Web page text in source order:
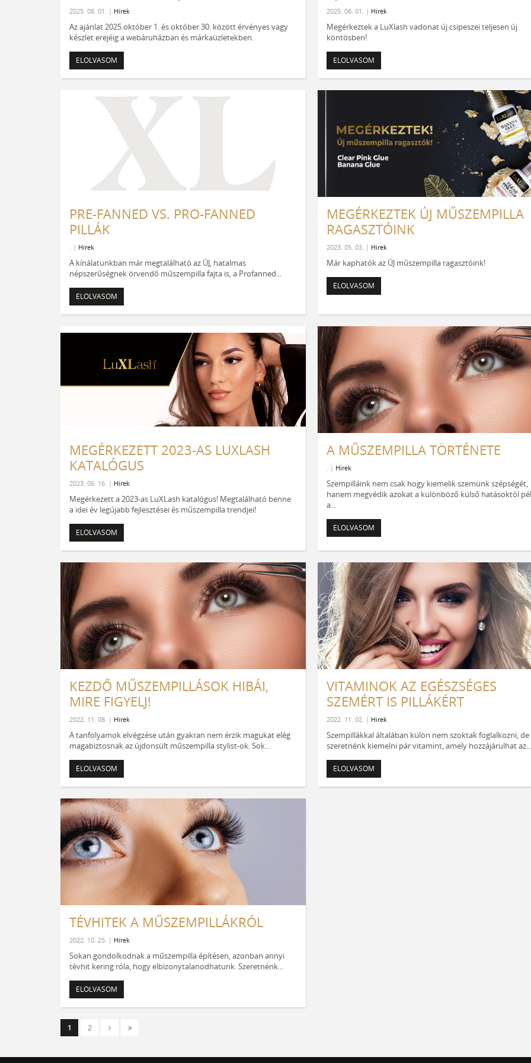
2025. 08. 01. | Hírek
Az ajánlat 2025.október 1. és október 30. között érvényes vagy
készlet erejéig a webáruházban és márkaüzletekben.
ELOLVASOM
2025. 06. 01. | Hírek
Megérkeztek a LuXlash vadonat új csipeszei teljesen új
köntösben!
ELOLVASOM
PRE-FANNED VS. PRO-FANNED
PILLÁK
. | Hírek
A kínálatunkban már megtalálható az ÚJ, hatalmas
népszerűségnek örvendő műszempilla fajta is, a Profanned...
ELOLVASOM
MEGÉRKEZTEK ÚJ MŰSZEMPILLA
RAGASZTÓINK
2023. 05. 03. | Hírek
Már kaphatók az ÚJ műszempilla ragasztóink!
ELOLVASOM
MEGÉRKEZETT 2023-AS LUXLASH
KATALÓGUS
2023. 06. 16. | Hírek
Megérkezett a 2023-as LuXLash katalógus! Megtalálható benne
a idei év legújabb fejlesztései és műszempilla trendjei!
ELOLVASOM
A MŰSZEMPILLA TÖRTÉNETE
. | Hírek
Szempilláink nem csak hogy kiemelik szemünk szépségét,
hanem megvédik azokat a különböző külső hatásoktól
a...
ELOLVASOM
KEZDŐ MŰSZEMPILLÁSOK HIBÁI,
MIRE FIGYELJ!
2022. 11. 08. | Hírek
A tanfolyamok elvégzése után gyakran nem érzik magukat elég
magabiztosnak az újdonsült műszempilla stylist-ok. Sok...
ELOLVASOM
VITAMINOK AZ EGÉSZSÉGES
SZEMÉRT IS PILLÁKÉRT
2022. 11. 02. | Hírek
Szempillákkal általában külön nem szoktak foglalkozni, de
szeretnénk kiemelni pár vitamint, amely hozzájárulhat az...
ELOLVASOM
TÉVHITEK A MŰSZEMPILLÁKRÓL
2022. 10. 25. | Hírek
Sokan gondolkodnak a műszempilla építésen, azonban annyi
tévhit kering róla, hogy elbizonytalanodhatunk. Szeretnénk...
ELOLVASOM
1 2
Következő